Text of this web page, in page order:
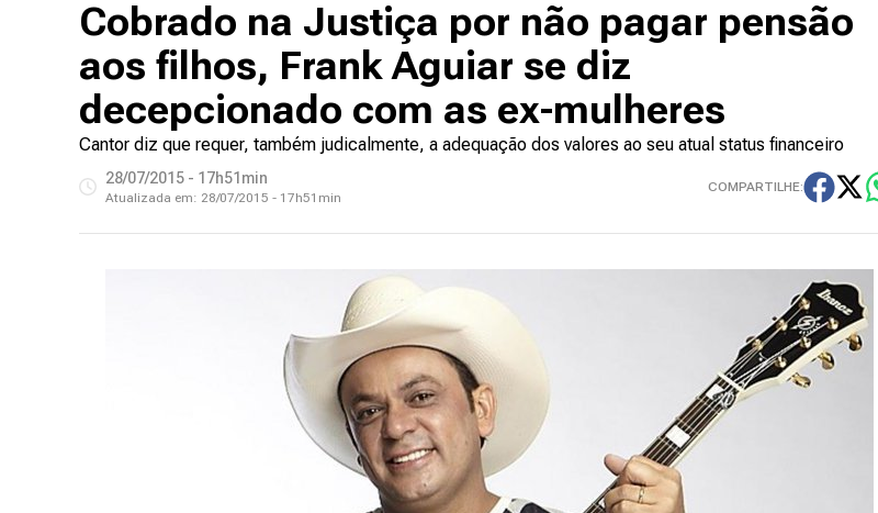
Cobrado na Justiça por não pagar pensão
aos filhos, Frank Aguiar se diz
decepcionado com as ex-mulheres
Cantor diz que requer, também judicalmente, a adequação dos valores ao seu atual status financeiro
28/07/2015 - 17h51min
Atualizada em: 28/07/2015 - 17h51min
COMPARTILHE: